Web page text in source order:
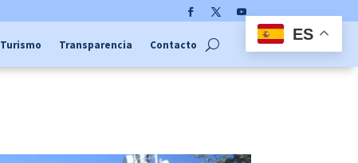
YouTube
Turismo Transparencia Contacto
ES